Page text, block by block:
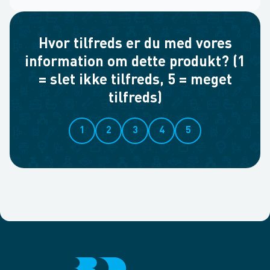
Hvor tilfreds er du med vores
information om dette produkt? (1
= slet ikke tilfreds, 5 = meget
tilfreds)
1 2 3 4 5